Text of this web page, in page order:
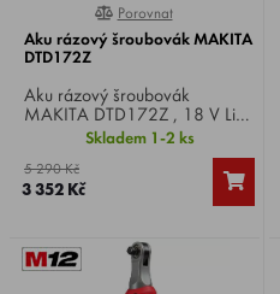
100%
Porovnat
Aku rázový šroubovák MAKITA
DTD172Z
Aku rázový šroubovák
MAKITA DTD172Z , 18 V Li-
ion, otáčky 0-1.100 / 2.100
/ 3.200 / 3600 min-1, max.
utahovací moment 180 Nm,
upínání šestihran 1/4",
Skladem 1-2 ks
5 290 Kč
3 352 Kč